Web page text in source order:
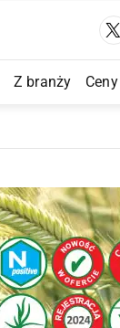
Z branży Ceny